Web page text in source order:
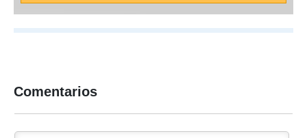
Comentarios